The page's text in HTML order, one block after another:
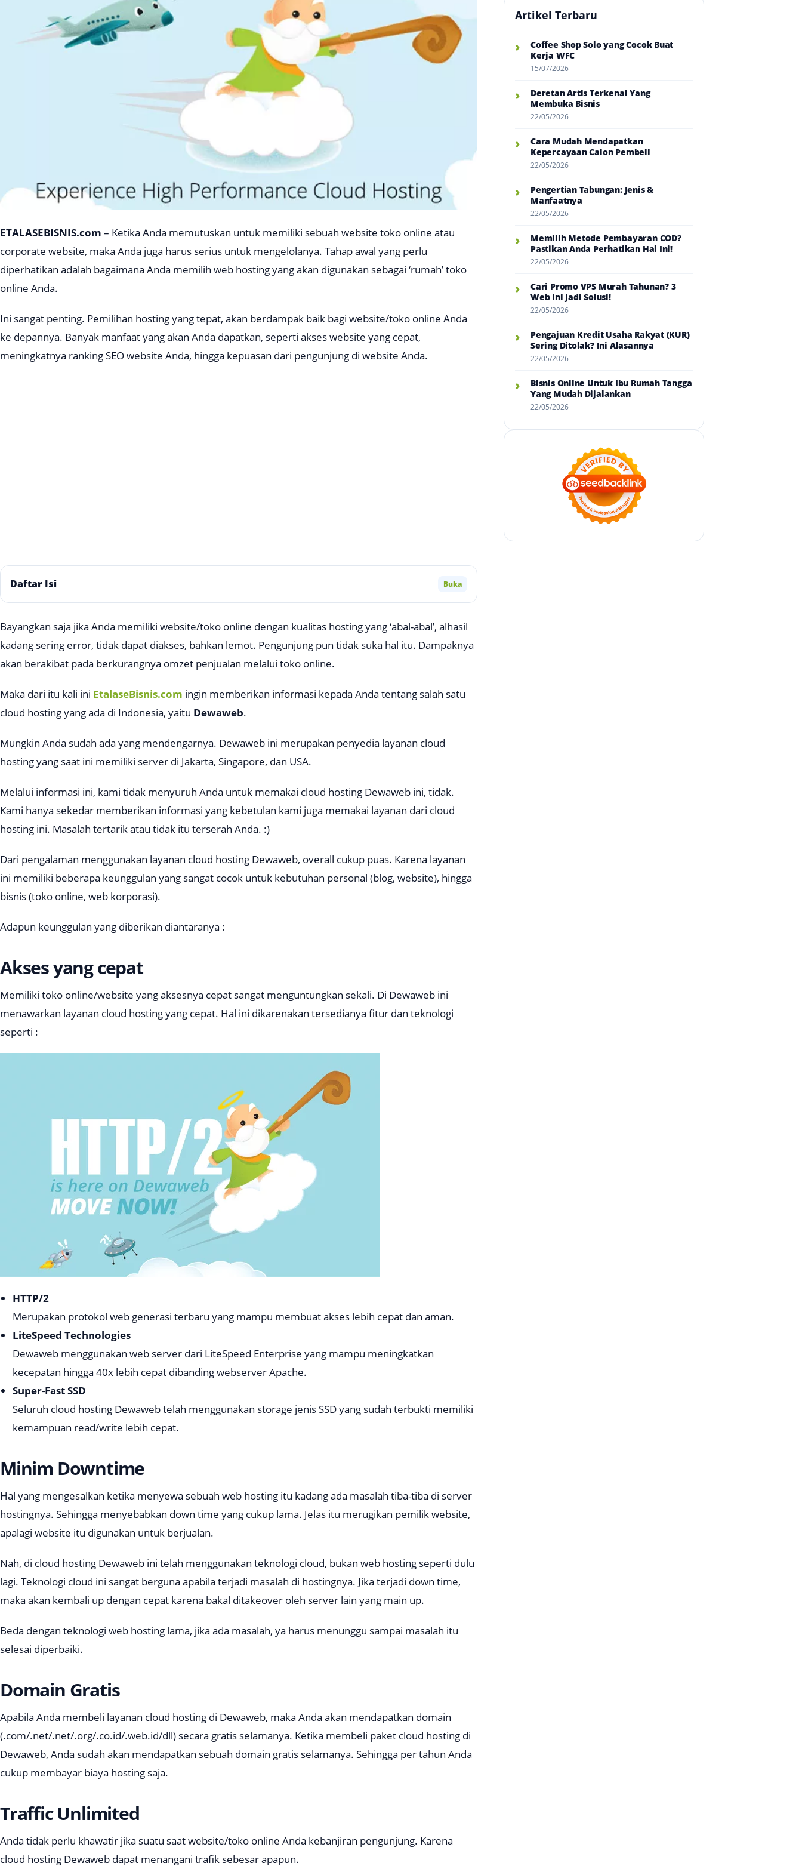
ETALASEBISNIS.com – Ketika Anda memutuskan untuk memiliki sebuah website toko online atau
corporate website, maka Anda juga harus serius untuk mengelolanya. Tahap awal yang perlu
diperhatikan adalah bagaimana Anda memilih web hosting yang akan digunakan sebagai ‘rumah’ toko
online Anda.
Ini sangat penting. Pemilihan hosting yang tepat, akan berdampak baik bagi website/toko online Anda
ke depannya. Banyak manfaat yang akan Anda dapatkan, seperti akses website yang cepat,
meningkatnya ranking SEO website Anda, hingga kepuasan dari pengunjung di website Anda.
Daftar Isi Buka
Bayangkan saja jika Anda memiliki website/toko online dengan kualitas hosting yang ‘abal-abal’, alhasil
kadang sering error, tidak dapat diakses, bahkan lemot. Pengunjung pun tidak suka hal itu. Dampaknya
akan berakibat pada berkurangnya omzet penjualan melalui toko online.
Maka dari itu kali ini EtalaseBisnis.com ingin memberikan informasi kepada Anda tentang salah satu
cloud hosting yang ada di Indonesia, yaitu Dewaweb.
Mungkin Anda sudah ada yang mendengarnya. Dewaweb ini merupakan penyedia layanan cloud
hosting yang saat ini memiliki server di Jakarta, Singapore, dan USA.
Melalui informasi ini, kami tidak menyuruh Anda untuk memakai cloud hosting Dewaweb ini, tidak.
Kami hanya sekedar memberikan informasi yang kebetulan kami juga memakai layanan dari cloud
hosting ini. Masalah tertarik atau tidak itu terserah Anda. :)
Dari pengalaman menggunakan layanan cloud hosting Dewaweb, overall cukup puas. Karena layanan
ini memiliki beberapa keunggulan yang sangat cocok untuk kebutuhan personal (blog, website), hingga
bisnis (toko online, web korporasi).
Adapun keunggulan yang diberikan diantaranya :
Akses yang cepat
Memiliki toko online/website yang aksesnya cepat sangat menguntungkan sekali. Di Dewaweb ini
menawarkan layanan cloud hosting yang cepat. Hal ini dikarenakan tersedianya fitur dan teknologi
seperti :
HTTP/2
Merupakan protokol web generasi terbaru yang mampu membuat akses lebih cepat dan aman.
LiteSpeed Technologies
Dewaweb menggunakan web server dari LiteSpeed Enterprise yang mampu meningkatkan
kecepatan hingga 40x lebih cepat dibanding webserver Apache.
Super-Fast SSD
Seluruh cloud hosting Dewaweb telah menggunakan storage jenis SSD yang sudah terbukti memiliki
kemampuan read/write lebih cepat.
Minim Downtime
Hal yang mengesalkan ketika menyewa sebuah web hosting itu kadang ada masalah tiba-tiba di server
hostingnya. Sehingga menyebabkan down time yang cukup lama. Jelas itu merugikan pemilik website,
apalagi website itu digunakan untuk berjualan.
Nah, di cloud hosting Dewaweb ini telah menggunakan teknologi cloud, bukan web hosting seperti dulu
lagi. Teknologi cloud ini sangat berguna apabila terjadi masalah di hostingnya. Jika terjadi down time,
maka akan kembali up dengan cepat karena bakal ditakeover oleh server lain yang main up.
Beda dengan teknologi web hosting lama, jika ada masalah, ya harus menunggu sampai masalah itu
selesai diperbaiki.
Domain Gratis
Apabila Anda membeli layanan cloud hosting di Dewaweb, maka Anda akan mendapatkan domain
(.com/.net/.net/.org/.co.id/.web.id/dll) secara gratis selamanya. Ketika membeli paket cloud hosting di
Dewaweb, Anda sudah akan mendapatkan sebuah domain gratis selamanya. Sehingga per tahun Anda
cukup membayar biaya hosting saja.
Traffic Unlimited
Anda tidak perlu khawatir jika suatu saat website/toko online Anda kebanjiran pengunjung. Karena
cloud hosting Dewaweb dapat menangani trafik sebesar apapun.
Artikel Terbaru
›
Coffee Shop Solo yang Cocok Buat
Kerja WFC
15/07/2026
›
Deretan Artis Terkenal Yang
Membuka Bisnis
22/05/2026
›
Cara Mudah Mendapatkan
Kepercayaan Calon Pembeli
22/05/2026
›
Pengertian Tabungan: Jenis &
Manfaatnya
22/05/2026
›
Memilih Metode Pembayaran COD?
Pastikan Anda Perhatikan Hal Ini!
22/05/2026
›
Cari Promo VPS Murah Tahunan? 3
Web Ini Jadi Solusi!
22/05/2026
›
Pengajuan Kredit Usaha Rakyat (KUR)
Sering Ditolak? Ini Alasannya
22/05/2026
›
Bisnis Online Untuk Ibu Rumah Tangga
Yang Mudah Dijalankan
22/05/2026